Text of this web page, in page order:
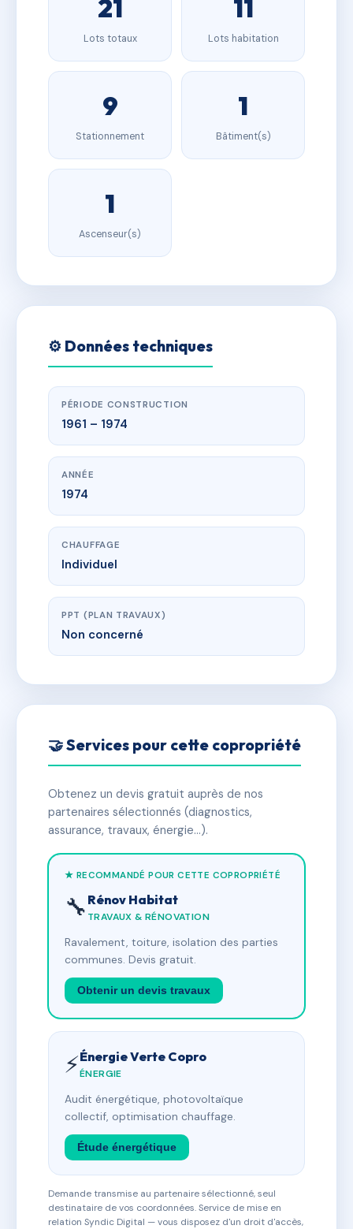
21
Lots totaux
11
Lots habitation
9
Stationnement
1
Bâtiment(s)
1
Ascenseur(s)
⚙️ Données techniques
PÉRIODE CONSTRUCTION
1961 – 1974
ANNÉE
1974
CHAUFFAGE
Individuel
PPT (PLAN TRAVAUX)
Non concerné
🤝 Services pour cette copropriété
Obtenez un devis gratuit auprès de nos
partenaires sélectionnés (diagnostics,
assurance, travaux, énergie…).
★ RECOMMANDÉ POUR CETTE COPROPRIÉTÉ
🔧 Rénov Habitat
TRAVAUX & RÉNOVATION
Ravalement, toiture, isolation des parties
communes. Devis gratuit.
Obtenir un devis travaux
⚡Énergie Verte Copro
ÉNERGIE
Audit énergétique, photovoltaïque
collectif, optimisation chauffage.
Étude énergétique
Demande transmise au partenaire sélectionné, seul
destinataire de vos coordonnées. Service de mise en
relation Syndic Digital — vous disposez d'un droit d'accès,